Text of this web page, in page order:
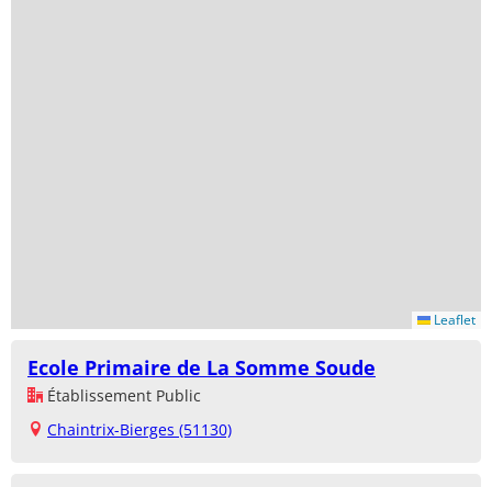
Leaflet
Ecole Primaire de La Somme Soude
Établissement Public
Chaintrix-Bierges (51130)